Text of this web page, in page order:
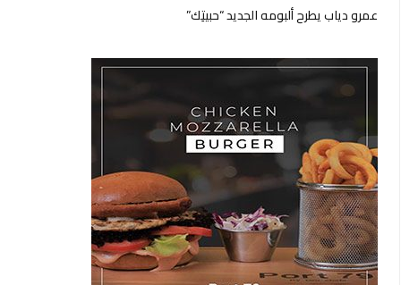
عمرو دياب يطرح ألبومه الجديد “حبيتِك”